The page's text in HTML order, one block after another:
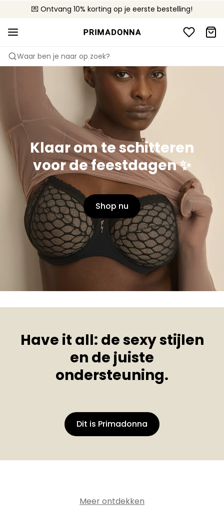
💌 Ontvang 10% korting op je eerste bestelling!
🚚 Gratis bezorging boven €90
📦 Gratis retourneren
Waar ben je naar op zoek?
Klaar om te schitteren
voor de feestdagen ✨
Shop nu
Have it all: de sexy stijlen
en de juiste
ondersteuning.
Dit is Primadonna
Meer ontdekken